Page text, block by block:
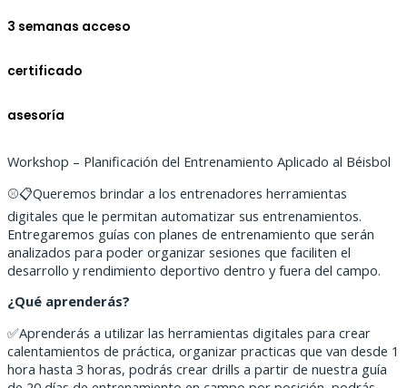
3 semanas acceso
certificado
asesoría
Workshop – Planificación del Entrenamiento Aplicado al Béisbol
⚾📋Queremos brindar a los entrenadores herramientas
digitales que le permitan automatizar sus entrenamientos.
Entregaremos guías con planes de entrenamiento que serán
analizados para poder organizar sesiones que faciliten el
desarrollo y rendimiento deportivo dentro y fuera del campo.
¿Qué aprenderás?
✅Aprenderás a utilizar las herramientas digitales para crear
calentamientos de práctica, organizar practicas que van desde 1
hora hasta 3 horas, podrás crear drills a partir de nuestra guía